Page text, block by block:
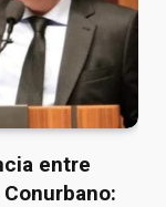
entre